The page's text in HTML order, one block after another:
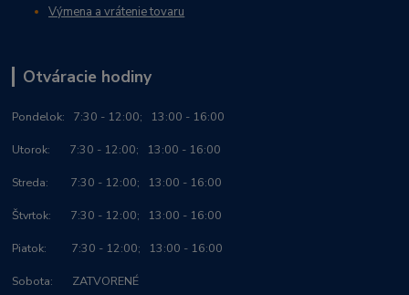
Výmena a vrátenie tovaru
Otváracie hodiny
Pondelok: 7:30 - 12:00; 13:00 - 16:00
Utorok: 7:30 - 12:00; 13:00 - 16:00
Streda: 7:30 - 12:00; 13:00 - 16:00
Štvrtok: 7:30 - 12:00; 13:00 - 16:00
Piatok: 7:30 - 12:00; 13:00 - 16:00
Sobota: ZATVORENÉ